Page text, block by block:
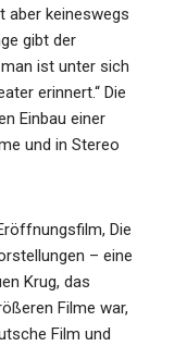
aber keineswegs
gibt der
ist unter sich
erinnert.“ Die
Einbau einer
und in Stereo
Die
– eine
Krug, das
Filme war,
Film und